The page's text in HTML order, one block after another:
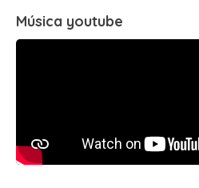
Música youtube